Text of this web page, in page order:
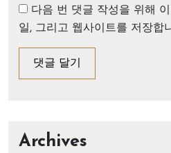
다음 번 댓글 작성을 위해
일, 그리고 웹사이트를 저장합
Archives